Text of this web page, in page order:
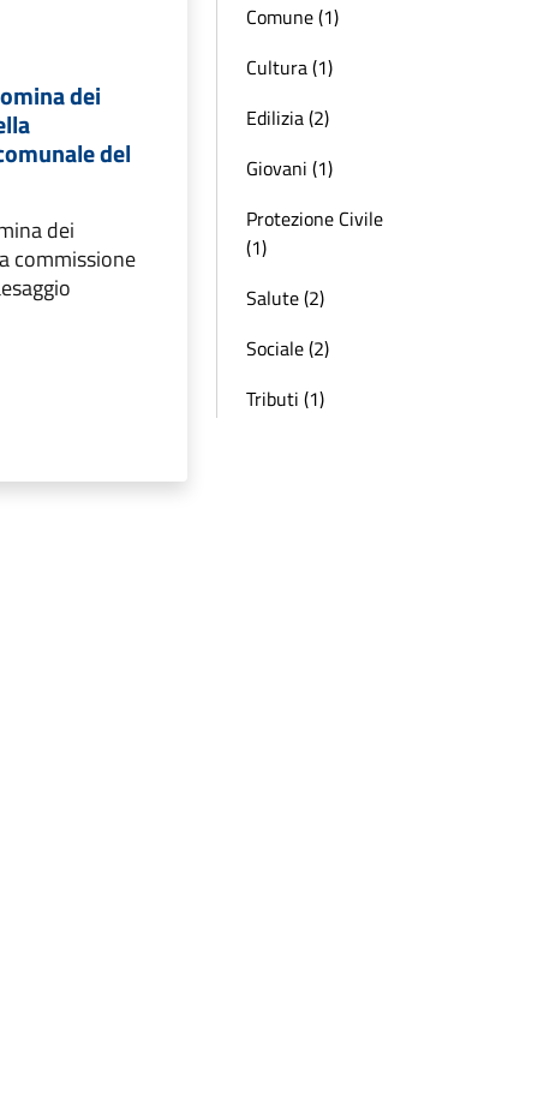
dei
del
dei
commissione
Comune (1)
Cultura (1)
Edilizia (2)
Giovani (1)
Protezione Civile
(1)
Salute (2)
Sociale (2)
Tributi (1)